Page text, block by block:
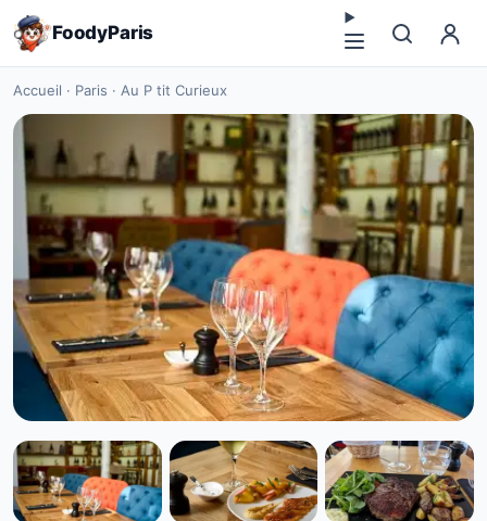
FoodyParis
Accueil · Paris · Au P tit Curieux
CUISINE EUROPÉENNE